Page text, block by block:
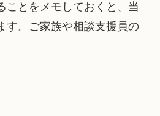
ことをメモしておくと、当
す。ご家族や相談支援員の